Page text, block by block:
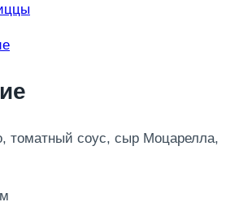
томатный соус, сыр Моцарелла,